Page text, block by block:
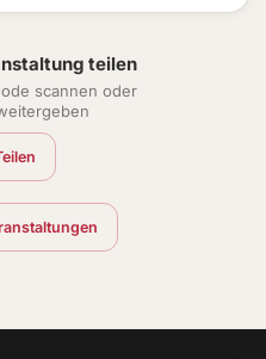
teilen
scannen oder